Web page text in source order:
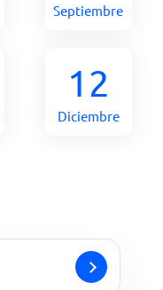
Septiembre
12
Diciembre